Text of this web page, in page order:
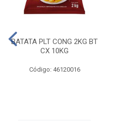
BATATA PLT CONG 2KG BT
CX 10KG
Código: 46120016